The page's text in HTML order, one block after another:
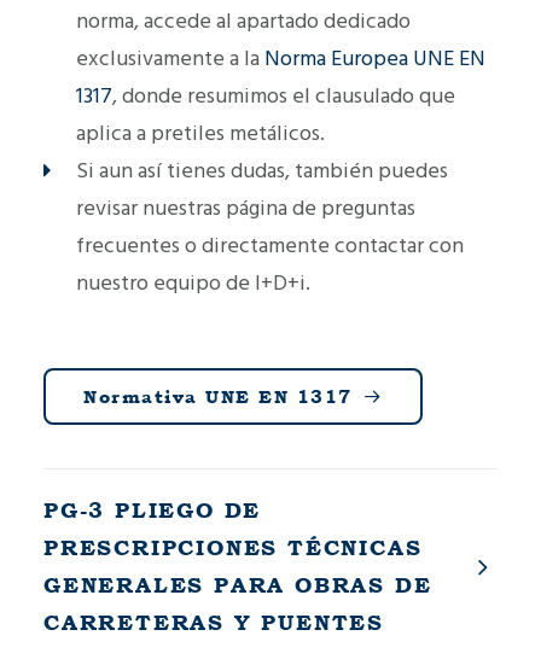
norma, accede al apartado dedicado
exclusivamente a la Norma Europea UNE EN
1317, donde resumimos el clausulado que
aplica a pretiles metálicos.
Si aun así tienes dudas, también puedes
revisar nuestras página de preguntas
frecuentes o directamente contactar con
nuestro equipo de I+D+i.
Normativa UNE EN 1317
PG-3 PLIEGO DE
PRESCRIPCIONES TÉCNICAS
GENERALES PARA OBRAS DE
CARRETERAS Y PUENTES